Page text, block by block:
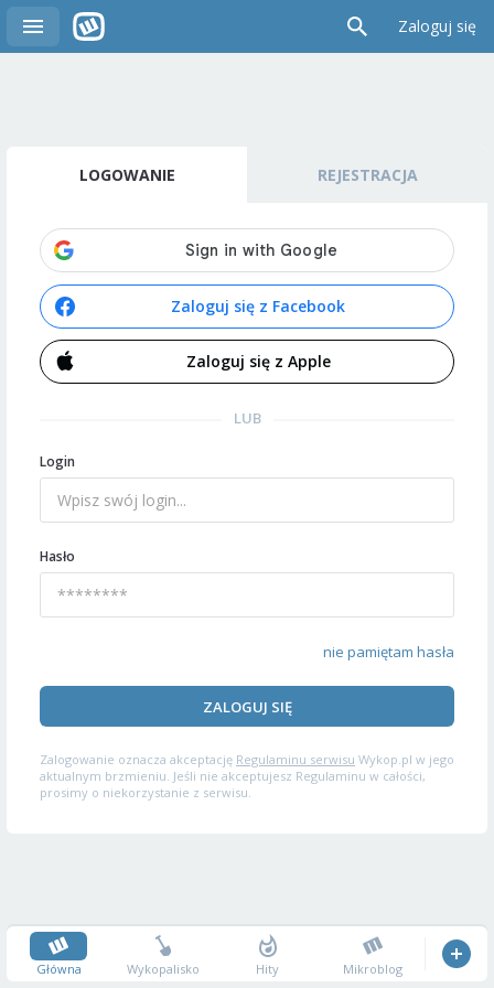
Zaloguj się
LOGOWANIE REJESTRACJA
Zaloguj się z Facebook
Zaloguj się z Apple
LUB
Login
Hasło
nie pamiętam hasła
ZALOGUJ SIĘ
Zalogowanie oznacza akceptację Regulaminu serwisu Wykop.pl w jego
aktualnym brzmieniu. Jeśli nie akceptujesz Regulaminu w całości,
prosimy o niekorzystanie z serwisu.
Główna Wykopalisko Hity Mikroblog